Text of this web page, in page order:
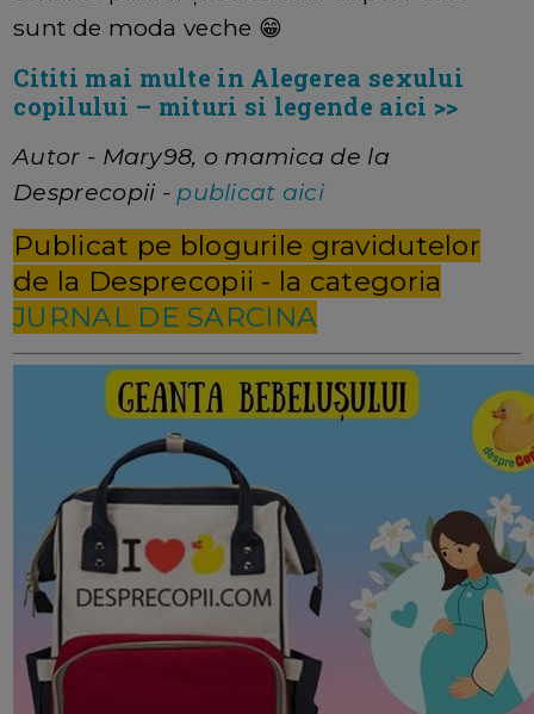
sunt de moda veche 😁
Cititi mai multe in Alegerea sexului
copilului – mituri si legende aici >>
Autor - Mary98, o mamica de la
Desprecopii - publicat aici
Publicat pe blogurile gravidutelor
de la Desprecopii - la categoria
JURNAL DE SARCINA